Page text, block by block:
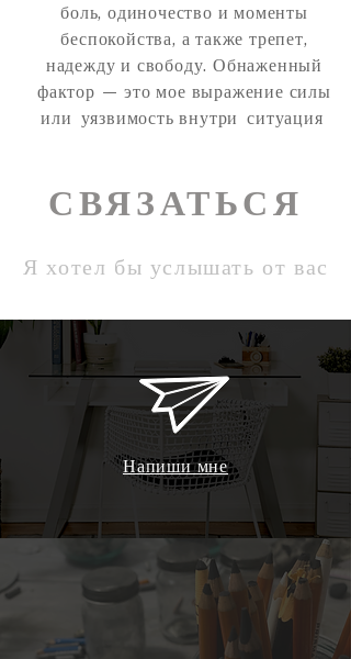
боль, одиночество и моменты
беспокойства, а также трепет,
надежду и свободу. Обнаженный
фактор — это мое выражение силы
или уязвимость внутри ситуация
СВЯЗАТЬСЯ
Я хотел бы услышать от вас
Напиши мне